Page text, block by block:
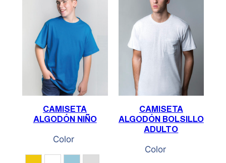
CAMISETA
ALGODÓN NIÑO
Color
CAMISETA
ALGODÓN BOLSILLO
ADULTO
Color